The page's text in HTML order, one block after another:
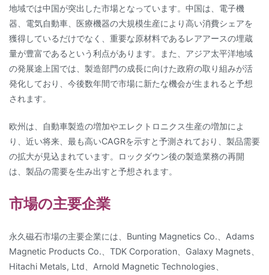
地域では中国が突出した市場となっています。中国は、電子機
器、電気自動車、医療機器の大規模生産により高い消費シェアを
獲得しているだけでなく、重要な原材料であるレアアースの埋蔵
量が豊富であるという利点があります。また、アジア太平洋地域
の発展途上国では、製造部門の成長に向けた政府の取り組みが活
発化しており、今後数年間で市場に新たな機会が生まれると予想
されます。
欧州は、自動車製造の増加やエレクトロニクス生産の増加によ
り、近い将来、最も高いCAGRを示すと予測されており、製品需要
の拡大が見込まれています。ロックダウン後の製造業務の再開
は、製品の需要を生み出すと予想されます。
市場の主要企業
永久磁石市場の主要企業には、Bunting Magnetics Co.、Adams
Magnetic Products Co.、TDK Corporation、Galaxy Magnets、
Hitachi Metals, Ltd、Arnold Magnetic Technologies、